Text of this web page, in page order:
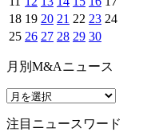
18 19 20 21 22 23 24
25 26 27 28 29 30
月別M&Aニュース
注目ニュースワード